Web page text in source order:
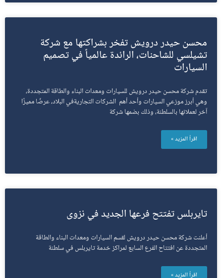
محسن حيدر درويش تفخر بشراكتها مع شركة
تشيلسي للشاحنات، الرائدة عالمياً في تصميم
السيارات
تقدم شركة محسن حيدر درويش للسيارات ومعدات البناء والطاقة المتجددة،
وهي أبرز موزعي السيارات وأحد أهم الشركات التجاريةفي البلاد، عرضًا مميزًا
آخر لعملائها بالسلطنة، وذلك بضمها شركة
اقرأ المزيد »
تايربلس تفتتح فرعها الجديد في نزوى
أعلنت شركة محسن حيدر درويش لقسم السيارات ومعدات البناء والطاقة
المتجددة عن افتتاح الفرع السابع لمراكز خدمة تايربلس في سلطنة
اقرأ المزيد »